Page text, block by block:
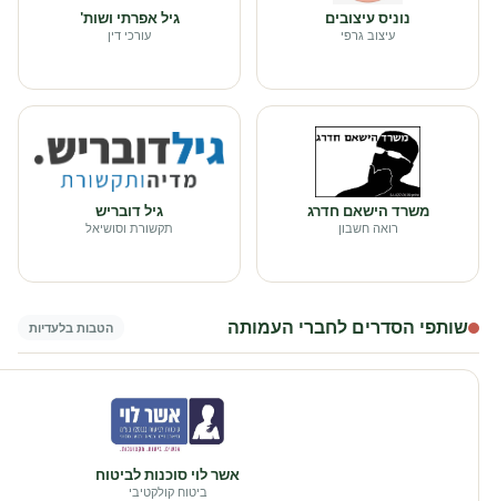
נוניס עיצובים
עיצוב גרפי
גיל אפרתי ושות'
עורכי דין
משרד הישאם חדרג
רואה חשבון
גיל דובריש
תקשורת וסושיאל
שותפי הסדרים לחברי העמותה הטבות בלעדיות
אשר לוי סוכנות לביטוח
ביטוח קולקטיבי